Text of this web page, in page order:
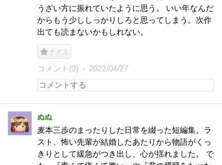
うざい方に振れていたように思う。 いい年なんだ
からもう少ししっかりしろと思ってしまう。次作
出ても読まないかもしれない。
ナイス
コメント(0) 2022/04/27
ぬぬ
麦本三歩のまったりした日常を綴った短編集。ラ
スト、怖い先輩が結婚したあたりから物語がくっ
きりとして緩急がつき出し、心が揺れました。 で